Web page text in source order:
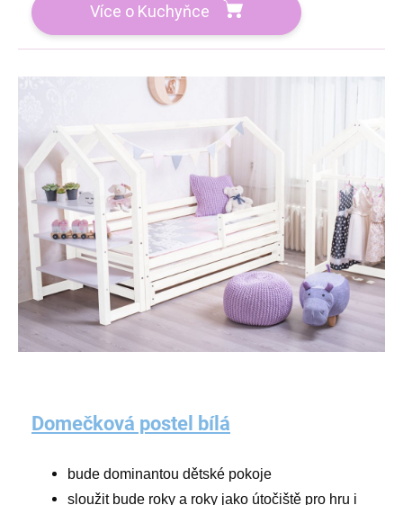
Více o Kuchyňce
Domečková postel bílá
bude dominantou dětské pokoje
sloužit bude roky a roky jako útočiště pro hru i